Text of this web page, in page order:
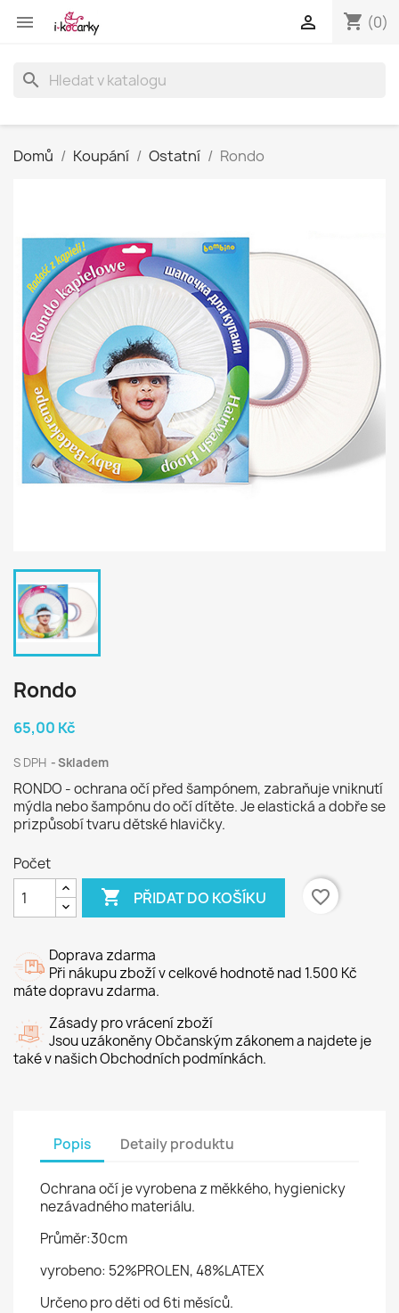
 shopping_cart (0)

search
Domů Koupání Ostatní Rondo
Rondo
65,00 Kč
S DPH Skladem
RONDO - ochrana očí před šampónem, zabraňuje vniknutí
mýdla nebo šampónu do očí dítěte. Je elastická a dobře se
prizpůsobí tvaru dětské hlavičky.
Počet
 PŘIDAT DO KOŠÍKU favorite_border
Doprava zdarma
Při nákupu zboží v celkové hodnotě nad 1.500 Kč
máte dopravu zdarma.
Zásady pro vrácení zboží
Jsou uzákoněny Občanským zákonem a najdete je
také v našich Obchodních podmínkách.
Popis Detaily produktu
Ochrana očí je vyrobena z měkkého, hygienicky
nezávadného materiálu.
Průměr:30cm
vyrobeno: 52%PROLEN, 48%LATEX
Určeno pro děti od 6ti měsíců.